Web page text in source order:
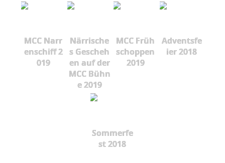
MCC Narr
enschiff 2
019
Närrische
s Gescheh
en auf der
MCC Bühn
e 2019
MCC Früh
schoppen
2019
Adventsfe
ier 2018
Sommerfe
st 2018